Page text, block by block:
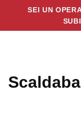
SEI UN